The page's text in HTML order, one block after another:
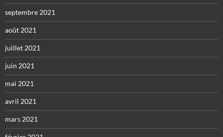
septembre 2021
août 2021
juillet 2021
juin 2021
mai 2021
avril 2021
mars 2021